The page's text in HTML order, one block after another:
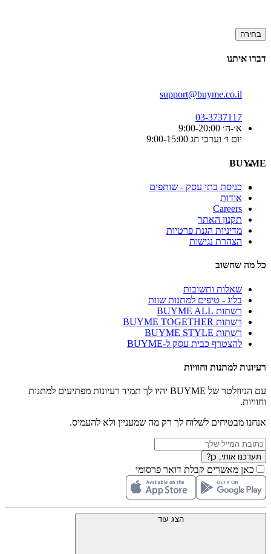
בחירה
דברו איתנו
support@buyme.co.il
03-3737117
א׳-ה׳ 9:00-20:00
יום ו׳ וערבי חג 9:00-15:00
BUYME
כניסת בתי עסק - שותפים
אודות
Careers
תקנון האתר
מדיניות הגנת פרטיות
הצהרת נגישות
כל מה שחשוב
שאלות ותשובות
בלוג - טיפים למתנות שוות
רשתות BUYME ALL
רשתות BUYME TOGETHER
רשתות BUYME STYLE
להצטרף כבית עסק ל-BUYME
רעיונות למתנות וחוויות
עם הניוזלטר של BUYME יהיו לך תמיד רעיונות מפתיעים למתנות
וחוויות.
אנחנו מבטיחים לשלוח לך רק מה שמעניין ולא להעמיס.
תעדכנו אותי, כן?
כאן מאשרים קבלת דואר פרסומי
הצג עוד